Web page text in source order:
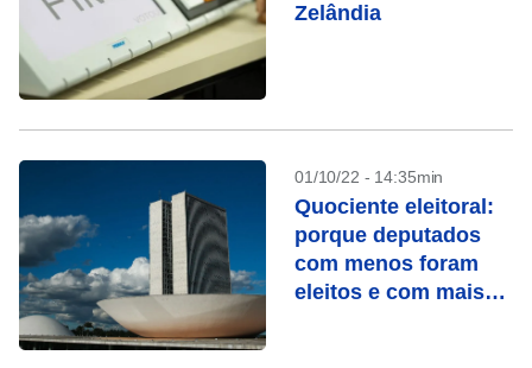
Zelândia
01/10/22 - 14:35min
Quociente eleitoral:
porque deputados
com menos foram
eleitos e com mais